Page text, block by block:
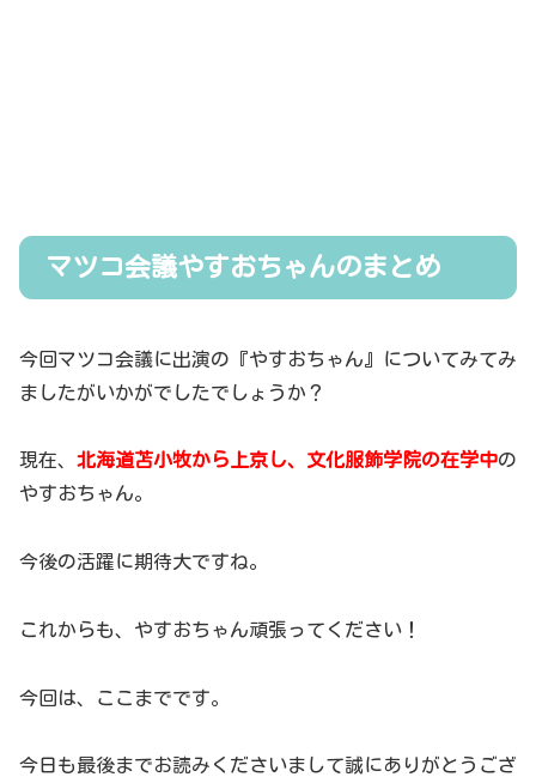
マツコ会議やすおちゃんのまとめ
今回マツコ会議に出演の『やすおちゃん』についてみてみ
ましたがいかがでしたでしょうか？
現在、 北海道苫小牧から上京し、文化服飾学院の在学中の
やすおちゃん。
今後の活躍に期待大ですね。
これからも、やすおちゃん頑張ってください！
今回は、ここまでです。
今日も最後までお読みくださいまして誠にありがとうござ